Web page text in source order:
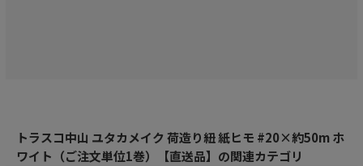
トラスコ中山 ユタカメイク 荷造り紐 紙ヒモ #20×約50m ホ
ワイト（ご注文単位1巻）【直送品】の関連カテゴリ